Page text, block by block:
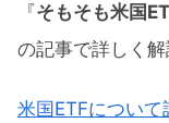
『そもそも米国
の記事で詳しく解
米国ETFについて